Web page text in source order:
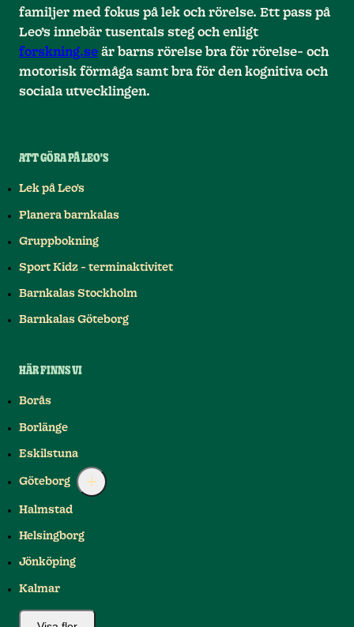
familjer med fokus på lek och rörelse. Ett pass på
Leo’s innebär tusentals steg och enligt
forskning.se är barns rörelse bra för rörelse- och
motorisk förmåga samt bra för den kognitiva och
sociala utvecklingen.
ATT GÖRA PÅ LEO'S
Lek på Leo's
Planera barnkalas
Gruppbokning
Sport Kidz - terminaktivitet
Barnkalas Stockholm
Barnkalas Göteborg
HÄR FINNS VI
Borås
Borlänge
Eskilstuna
Göteborg
Halmstad
Helsingborg
Jönköping
Kalmar